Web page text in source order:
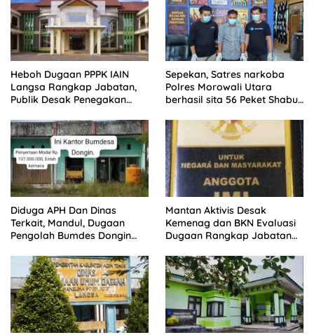
Heboh Dugaan PPPK IAIN
Langsa Rangkap Jabatan,
Publik Desak Penegakan
Sepekan, Satres narkoba
Polres Morowali Utara
berhasil sita 56 Peket Shabu
pelaku
Diduga APH Dan Dinas
Terkait, Mandul, Dugaan
Pengolah Bumdes Dongin
Program Pemerintah.
Mantan Aktivis Desak
Kemenag dan BKN Evaluasi
Dugaan Rangkap Jabatan